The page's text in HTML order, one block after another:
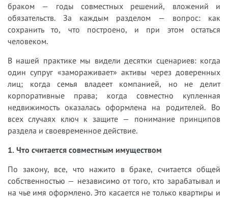
браком — годы совместных решений, вложений и
обязательств. За каждым разделом — вопрос: как
сохранить то, что построено, и при этом остаться
человеком.
В нашей практике мы видели десятки сценариев: когда
один супруг «замораживает» активы через доверенных
лиц; когда семья владеет компанией, но не делит
корпоративные права; когда совместно купленная
недвижимость оказалась оформлена на родителей. Во
всех случаях ключ к защите — понимание принципов
раздела и своевременное действие.
1. Что считается совместным имуществом
По закону, все, что нажито в браке, считается общей
собственностью — независимо от того, кто зарабатывал и
на чье имя оформлено. Это касается не только квартиры и